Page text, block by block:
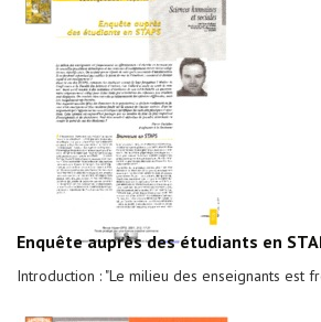
Enquête auprès des étudiants en
Introduction : "Le milieu des enseignants est